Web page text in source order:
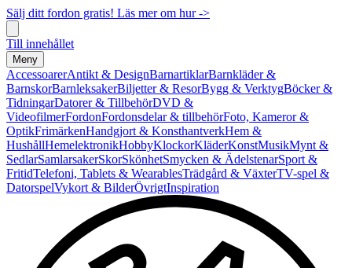
Sälj ditt fordon gratis! Läs mer om hur ->
Till innehållet
Meny
AccessoarerAntikt & DesignBarnartiklarBarnkläder &
BarnskorBarnleksakerBiljetter & ResorBygg & VerktygBöcker &
TidningarDatorer & TillbehörDVD &
VideofilmerFordonFordonsdelar & tillbehörFoto, Kameror &
OptikFrimärkenHandgjort & KonsthantverkHem &
HushållHemelektronikHobbyKlockorKläderKonstMusikMynt &
SedlarSamlarsakerSkorSkönhetSmycken & ÄdelstenarSport &
FritidTelefoni, Tablets & WearablesTrädgård & VäxterTV-spel &
DatorspelVykort & BilderÖvrigtInspiration